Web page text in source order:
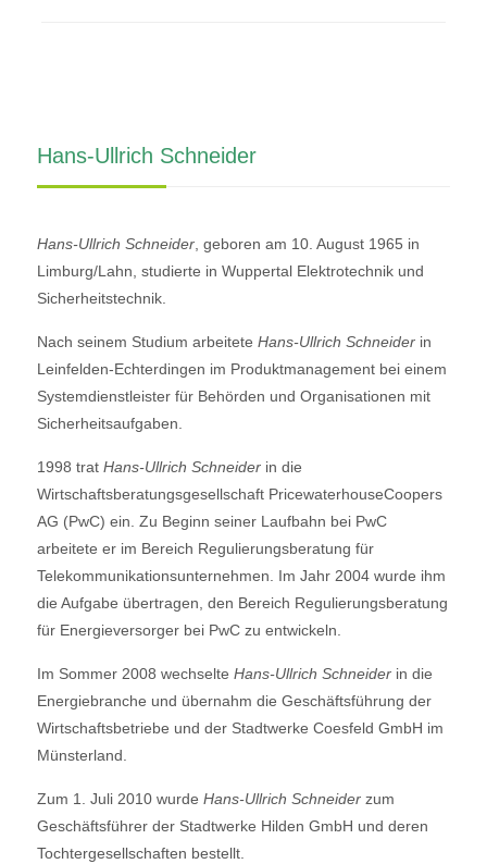
Hans-Ullrich Schneider
Hans-Ullrich Schneider, geboren am 10. August 1965 in
Limburg/Lahn, studierte in Wuppertal Elektrotechnik und
Sicherheitstechnik.
Nach seinem Studium arbeitete Hans-Ullrich Schneiderin
Leinfelden-Echterdingen im Produktmanagement bei einem
Systemdienstleister für Behörden und Organisationen mit
Sicherheitsaufgaben.
1998 trat Hans-Ullrich Schneiderin die
Wirtschaftsberatungsgesellschaft PricewaterhouseCoopers
AG (PwC) ein. Zu Beginn seiner Laufbahn bei PwC
arbeitete er im Bereich Regulierungsberatung für
Telekommunikationsunternehmen. Im Jahr 2004 wurde ihm
die Aufgabe übertragen, den Bereich Regulierungsberatung
für Energieversorger bei PwC zu entwickeln.
Im Sommer 2008 wechselte Hans-Ullrich Schneiderin die
Energiebranche und übernahm die Geschäftsführung der
Wirtschaftsbetriebe und der Stadtwerke Coesfeld GmbH im
Münsterland.
Zum 1. Juli 2010 wurde Hans-Ullrich Schneiderzum
Geschäftsführer der Stadtwerke Hilden GmbH und deren
Tochtergesellschaften bestellt.